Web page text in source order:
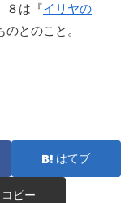
８は『イリヤの
とのこと。
はてブ
コピー